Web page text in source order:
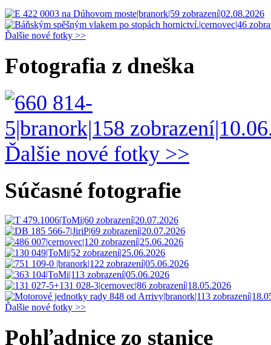
Ďalšie nové fotky >>
Fotografia z dneška
Ďalšie nové fotky >>
Súčasné fotografie
Ďalšie nové fotky >>
Pohľadnice zo stanice